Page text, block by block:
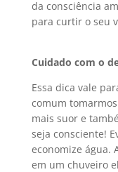
da consciência
para curtir o seu
Cuidado com o
Essa dica vale
comum
mais suor e
seja consciente!
economize água.
em um chuveiro